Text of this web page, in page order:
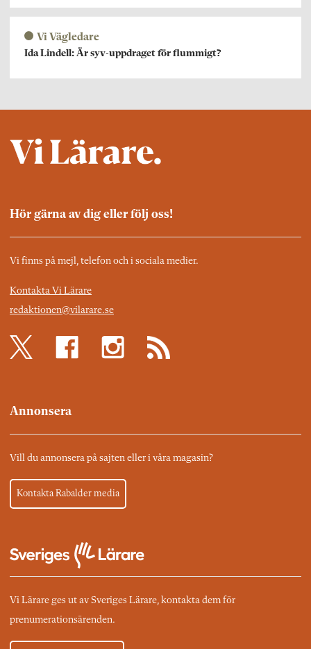
Vi Vägledare
Ida Lindell: Är syv-uppdraget för flummigt?
Hör gärna av dig eller följ oss!
Vi finns på mejl, telefon och i sociala medier.
Kontakta Vi Lärare
redaktionen@vilarare.se
Annonsera
Vill du annonsera på sajten eller i våra magasin?
Kontakta Rabalder media
Vi Lärare ges ut av Sveriges Lärare, kontakta dem för
prenumerationsärenden.